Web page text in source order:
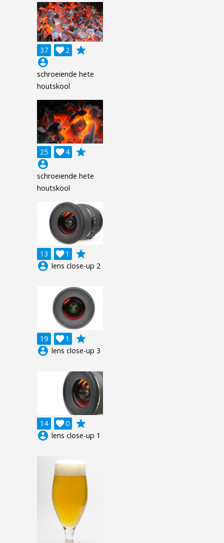
37 2

grade
account_circle
schroeiende hete
houtskool
25 4

grade
account_circle
schroeiende hete
houtskool
13 1

grade
account_circle lens close-up 2
19 1

grade
account_circle lens close-up 3
14 0

grade
account_circle lens close-up 1